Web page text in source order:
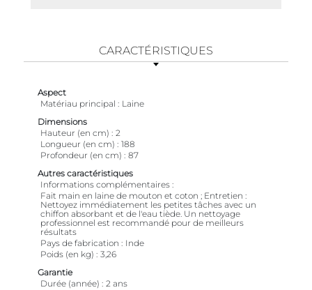
CARACTÉRISTIQUES
Aspect
Matériau principal
Laine
Dimensions
Hauteur (en cm)
2
Longueur (en cm)
188
Profondeur (en cm)
87
Autres caractéristiques
Informations complémentaires
Fait main en laine de mouton et coton ; Entretien :
Nettoyez immédiatement les petites tâches avec un
chiffon absorbant et de l'eau tiède. Un nettoyage
professionnel est recommandé pour de meilleurs
résultats
Pays de fabrication
Inde
Poids (en kg)
3,26
Garantie
Durée (année)
2 ans